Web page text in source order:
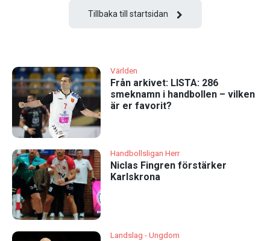
Tillbaka till startsidan
Världen
Från arkivet: LISTA: 286
smeknamn i handbollen – vilken
är er favorit?
Handbollsligan Herr
Niclas Fingren förstärker
Karlskrona
Landslag - Ungdom